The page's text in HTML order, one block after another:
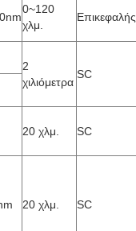
0~120
χλμ.
Επικεφαλής
2
χιλιόμετρα
SC
20 χλμ. SC
20 χλμ. SC